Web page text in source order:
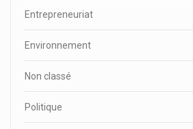
Entrepreneuriat
Environnement
Non classé
Politique